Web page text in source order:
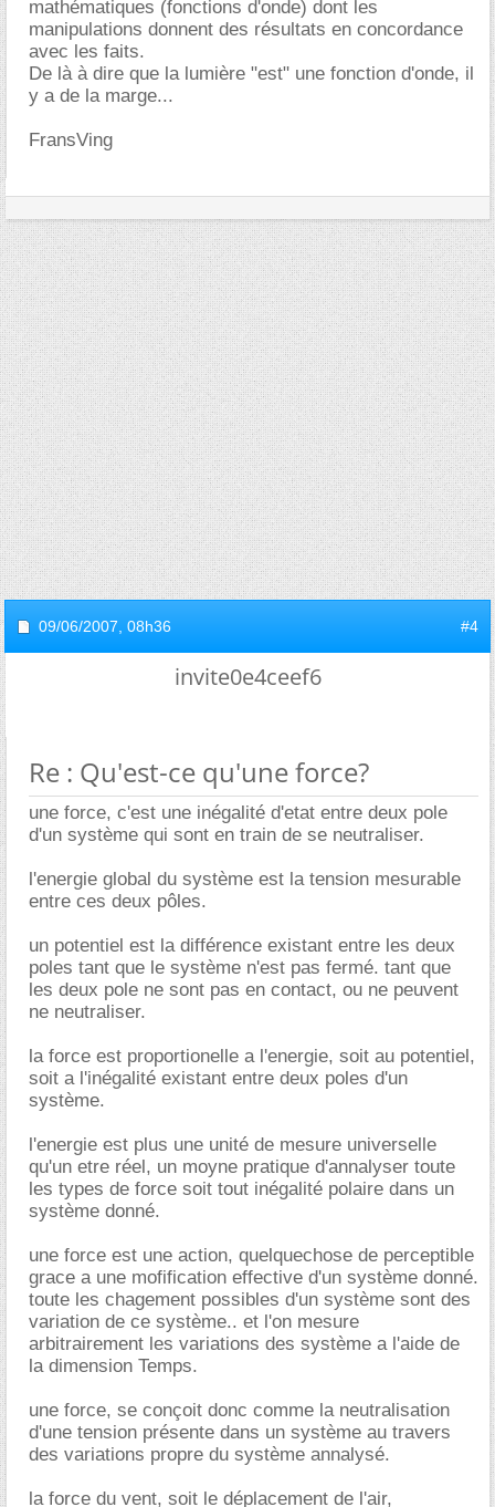
mathématiques (fonctions d'onde) dont les
manipulations donnent des résultats en concordance
avec les faits.
De là à dire que la lumière "est" une fonction d'onde, il
y a de la marge...
FransVing
09/06/2007, 08h36 #4
invite0e4ceef6
Re : Qu'est-ce qu'une force?
une force, c'est une inégalité d'etat entre deux pole
d'un système qui sont en train de se neutraliser.
l'energie global du système est la tension mesurable
entre ces deux pôles.
un potentiel est la différence existant entre les deux
poles tant que le système n'est pas fermé. tant que
les deux pole ne sont pas en contact, ou ne peuvent
ne neutraliser.
la force est proportionelle a l'energie, soit au potentiel,
soit a l'inégalité existant entre deux poles d'un
système.
l'energie est plus une unité de mesure universelle
qu'un etre réel, un moyne pratique d'annalyser toute
les types de force soit tout inégalité polaire dans un
système donné.
une force est une action, quelquechose de perceptible
grace a une mofification effective d'un système donné.
toute les chagement possibles d'un système sont des
variation de ce système.. et l'on mesure
arbitrairement les variations des système a l'aide de
la dimension Temps.
une force, se conçoit donc comme la neutralisation
d'une tension présente dans un système au travers
des variations propre du système annalysé.
la force du vent, soit le déplacement de l'air,